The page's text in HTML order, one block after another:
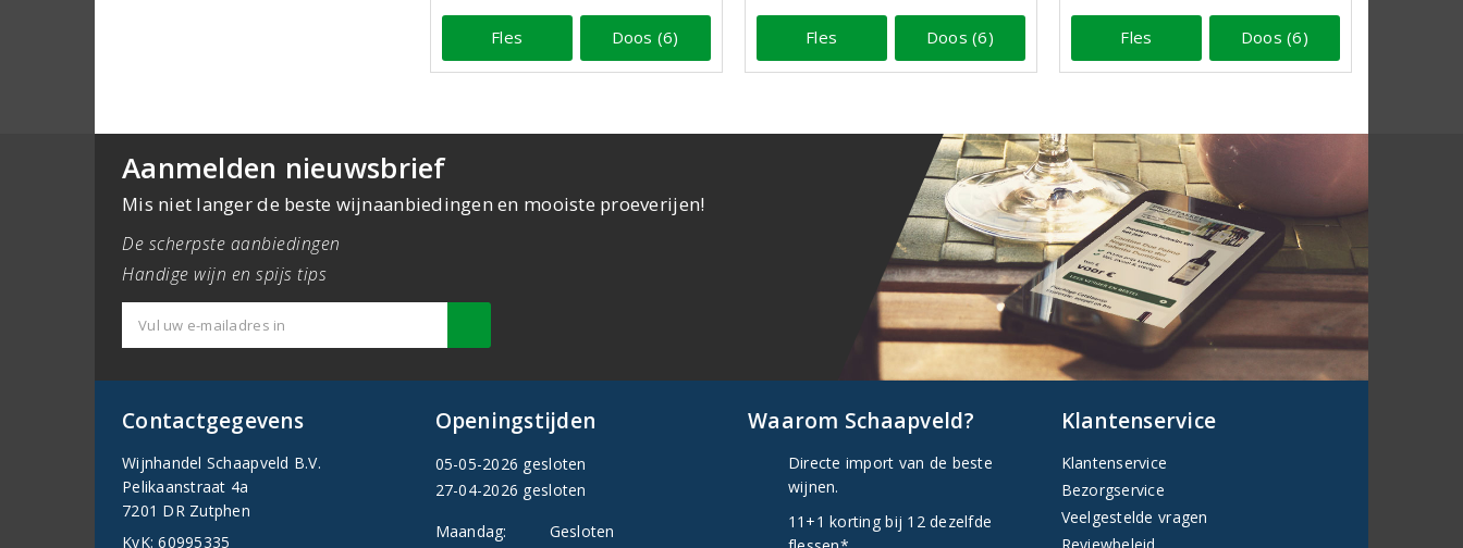
Fles Doos (6) Fles Doos (6) Fles Doos (6)
Aanmelden nieuwsbrief
Mis niet langer de beste wijnaanbiedingen en mooiste proeverijen!
De scherpste aanbiedingen
Handige wijn en spijs tips
Contactgegevens
Wijnhandel Schaapveld B.V.
Pelikaanstraat 4a
7201 DR Zutphen
KvK: 60995335
Openingstijden
05-05-2026 gesloten
27-04-2026 gesloten
Maandag:
Gesloten
Waarom Schaapveld?
Directe import van de beste
wijnen.
11+1 korting bij 12 dezelfde
Klantenservice
Klantenservice
Bezorgservice
Veelgestelde vragen